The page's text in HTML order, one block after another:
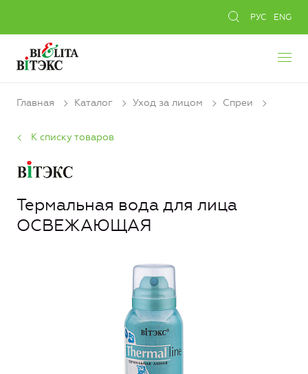
РУС ENG
Главная Каталог Уход за лицом Спреи
К списку товаров
Термальная вода для лица
ОСВЕЖАЮЩАЯ